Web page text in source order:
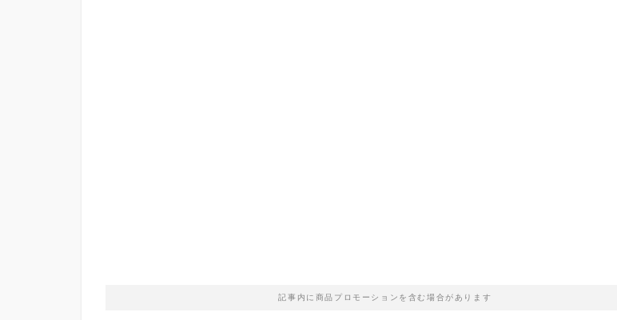
記事内に商品プロモーションを含む場合があります